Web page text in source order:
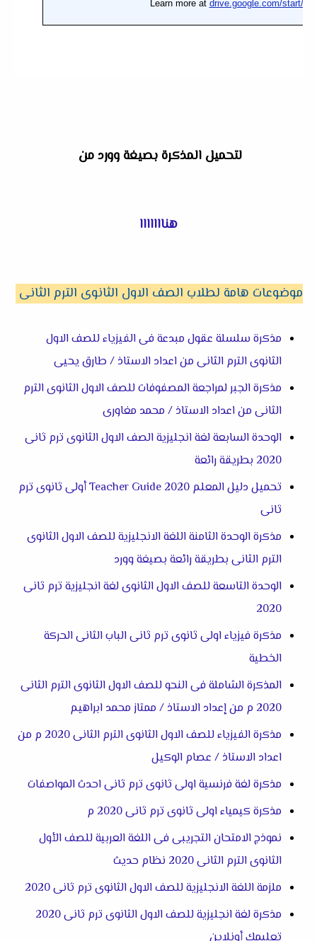
لتحميل المذكرة بصيغة وورد من
هنااااااا
موضوعات هامة لطلاب الصف الاول الثانوى الترم الثانى
مذكرة سلسلة عقول مبدعة فى الفيزياء للصف الاول
الثانوى الترم الثانى من اعداد الاستاذ / طارق يحيى
مذكرة الجبر لمراجعة المصفوفات للصف الاول الثانوى الترم
الثانى من اعداد الاستاذ / محمد مغاورى
الوحدة السابعة لغة انجليزية الصف الاول الثانوى ترم ثانى
2020 بطريقة رائعة
تحميل دليل المعلم
أولى ثانوى ترم
ثانى
مذكرة الوحدة الثامنة اللغة الانجليزية للصف الاول الثانوى
الترم الثانى بطريقة رائعة بصيغة وورد
الوحدة التاسعة للصف الاول الثانوى لغة انجليزية ترم ثانى
2020
مذكرة فيزياء اولى ثانوى ترم ثانى الباب الثانى الحركة
الخطية
المذكرة الشاملة فى النحو للصف الاول الثانوى الترم الثانى
2020 م من إعداد الاستاذ / ممتاز محمد ابراهيم
مذكرة الفيزياء للصف الاول الثانوى الترم الثانى 2020 م من
اعداد الاستاذ / عصام الوكيل
مذكرة لغة فرنسية اولى ثانوى ترم ثانى احدث المواصفات
مذكرة كيمياء اولى ثانوى ترم ثانى 2020 م
نموذج الامتحان التجريبى فى اللغة العربية للصف الأول
الثانوى الترم الثانى 2020 نظام حديث
ملزمة اللغة الانجليزية للصف الاول الثانوى ترم ثانى 2020
مذكرة لغة انجليزية للصف الاول الثانوى ترم ثانى 2020